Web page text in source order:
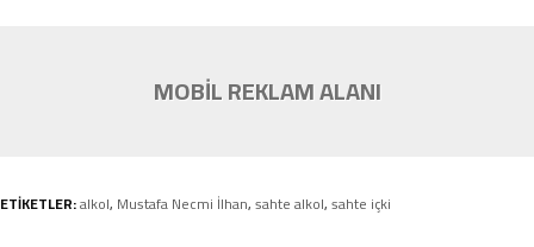
MOBİL REKLAM ALANI
ETİKETLER:alkol, Mustafa Necmi İlhan,sahte alkol,sahte içki